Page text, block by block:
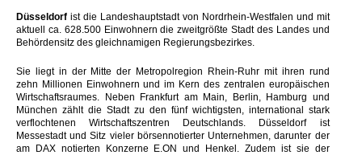
Düsseldorf ist die Landeshauptstadt von Nordrhein-Westfalen und mit
aktuell ca. 628.500 Einwohnern die zweitgrößte Stadt des Landes und
Behördensitz des gleichnamigen Regierungsbezirkes.
Sie liegt in der Mitte der Metropolregion Rhein-Ruhr mit ihren rund
zehn Millionen Einwohnern und im Kern des zentralen europäischen
Wirtschaftsraumes. Neben Frankfurt am Main, Berlin, Hamburg und
München zählt die Stadt zu den fünf wichtigsten, international stark
verflochtenen Wirtschaftszentren Deutschlands. Düsseldorf ist
Messestadt und Sitz vieler börsennotierter Unternehmen, darunter der
am DAX notierten Konzerne E.ON und Henkel. Zudem ist sie der